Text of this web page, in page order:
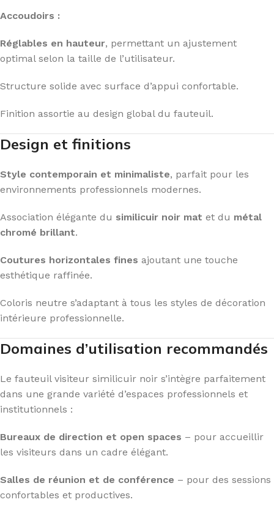
Accoudoirs :
Réglables en hauteur, permettant un ajustement
optimal selon la taille de l’utilisateur.
Structure solide avec surface d’appui confortable.
Finition assortie au design global du fauteuil.
Design et finitions
Style contemporain et minimaliste, parfait pour les
environnements professionnels modernes.
Association élégante du similicuir noir mat et du métal
chromé brillant.
Coutures horizontales fines ajoutant une touche
esthétique raffinée.
Coloris neutre s’adaptant à tous les styles de décoration
intérieure professionnelle.
Domaines d’utilisation recommandés
Le fauteuil visiteur similicuir noir s’intègre parfaitement
dans une grande variété d’espaces professionnels et
institutionnels :
Bureaux de direction et open spaces – pour accueillir
les visiteurs dans un cadre élégant.
Salles de réunion et de conférence – pour des sessions
confortables et productives.